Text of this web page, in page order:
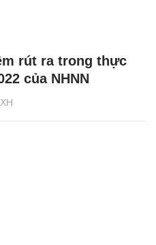
rút ra trong thực
của NHNN